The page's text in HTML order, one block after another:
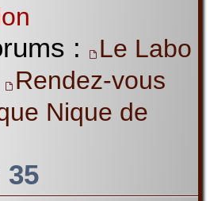
:
Le Labo
Rendez-vous
Nique de
35